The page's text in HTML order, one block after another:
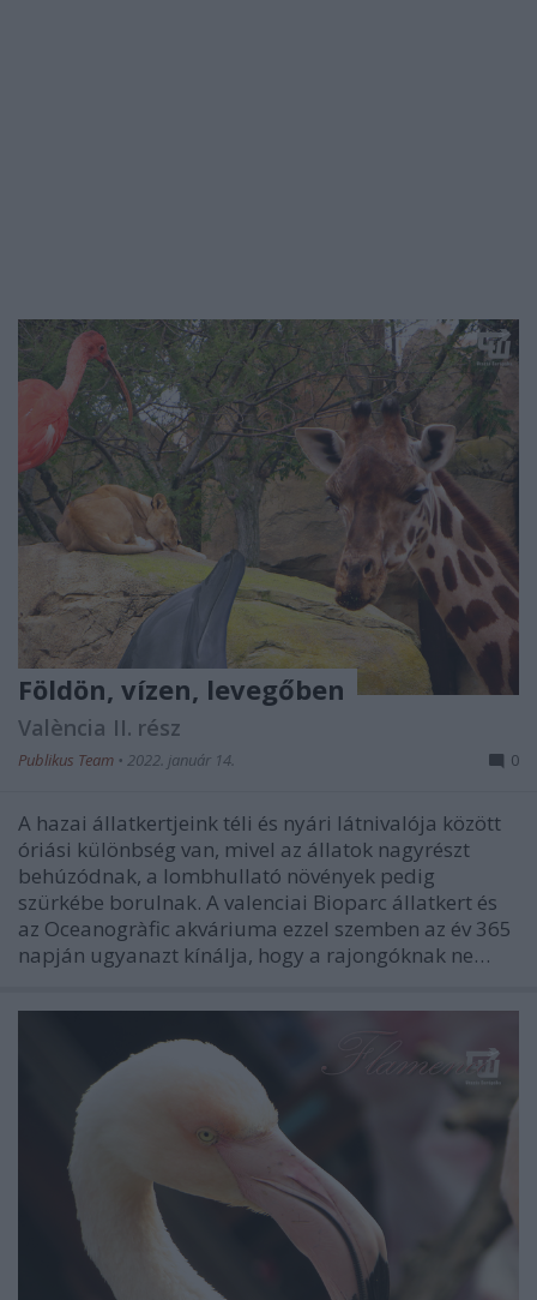
Földön, vízen, levegőben
València II. rész
Publikus Team • 2022. január 14. 0
A hazai állatkertjeink téli és nyári látnivalója között
óriási különbség van, mivel az állatok nagyrészt
behúzódnak, a lombhullató növények pedig
szürkébe borulnak. A valenciai Bioparc állatkert és
az Oceanogràfic akváriuma ezzel szemben az év 365
napján ugyanazt kínálja, hogy a rajongóknak ne…